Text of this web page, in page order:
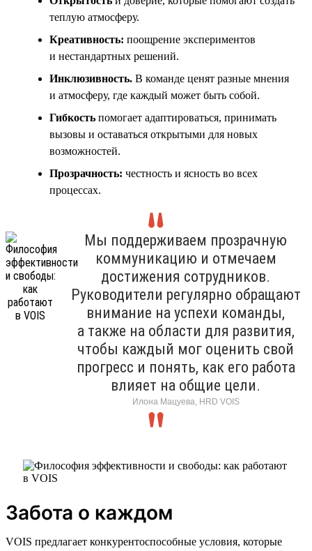
теплую атмосферу.
Креативность: поощрение экспериментов
и нестандартных решений.
Инклюзивность. В команде ценят разные мнения
и атмосферу, где каждый может быть собой.
Гибкость помогает адаптироваться, принимать
вызовы и оставаться открытыми для новых
возможностей.
Прозрачность: честность и ясность во всех
процессах.
Мы поддерживаем прозрачную
коммуникацию и отмечаем
достижения сотрудников.
Руководители регулярно обращают
внимание на успехи команды,
а также на области для развития,
чтобы каждый мог оценить свой
прогресс и понять, как его работа
влияет на общие цели.
Илона Мацуева, HRD VOIS
Забота о каждом
VOIS предлагает конкурентоспособные условия, которые